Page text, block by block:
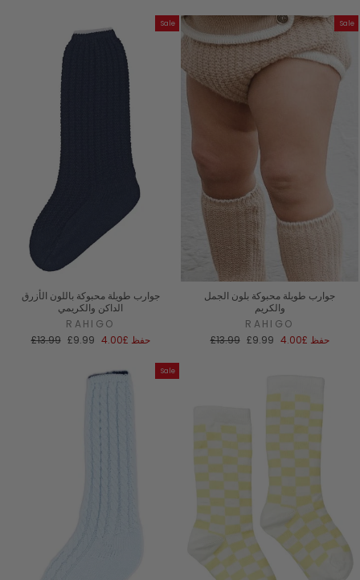
Sale
جوارب طويلة محبوكة باللون الأزرق
الداكن والكريمي
RAHIGO
السعر
£13.99 سعر
£9.99 حفظ £4.00
Sale
جوارب طويلة محبوكة بلون الجمل
والكريم
RAHIGO
السعر
£13.99 سعر
£9.99 حفظ £4.00
Sale